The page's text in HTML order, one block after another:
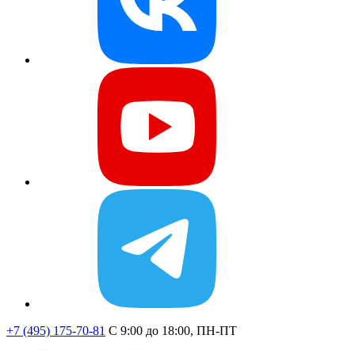
+7 (495) 175-70-81 C 9:00 до 18:00, ПН-ПТ